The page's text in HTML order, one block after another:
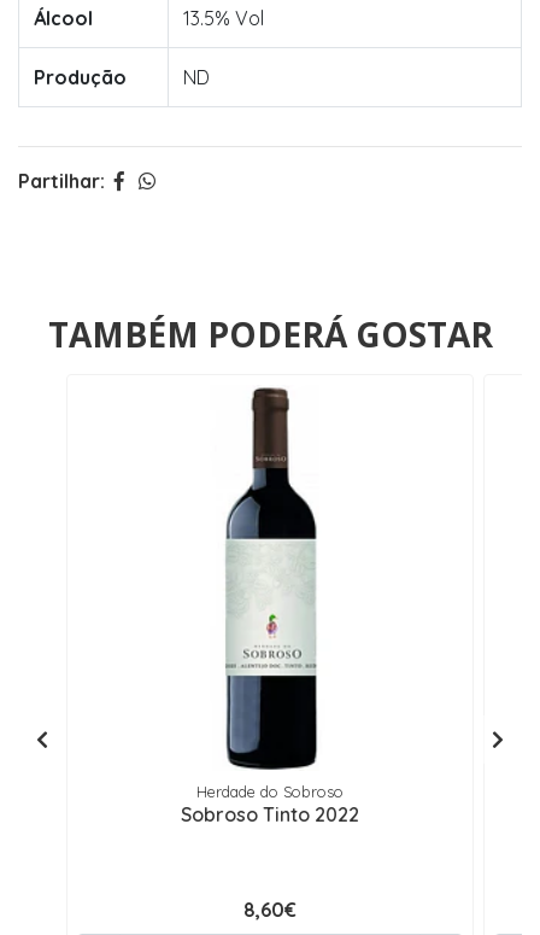
Álcool 13.5% Vol
Produção ND
Partilhar:
TAMBÉM PODERÁ GOSTAR
Herdade do Sobroso
Sobroso Tinto 2022
8,60€